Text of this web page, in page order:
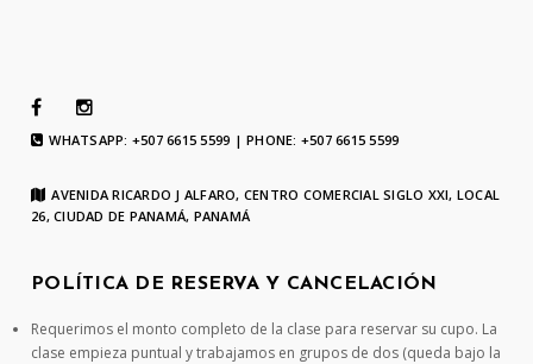
WHATSAPP: +507 6615 5599 | PHONE: +507 6615 5599
AVENIDA RICARDO J ALFARO, CENTRO COMERCIAL SIGLO XXI, LOCAL
26, CIUDAD DE PANAMÁ, PANAMÁ
POLÍTICA DE RESERVA Y CANCELACIÓN
Requerimos el monto completo de la clase para reservar su cupo. La
clase empieza puntual y trabajamos en grupos de dos (queda bajo la